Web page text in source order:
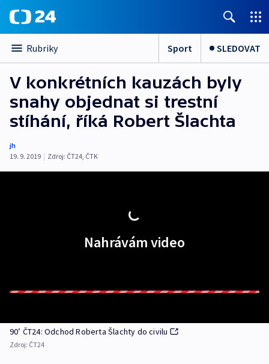
Rubriky Sport SLEDOVAT
V konkrétních kauzách byly
snahy objednat si trestní
stíhání, říká Robert Šlachta
jh
19. 9. 2019 | Zdroj: ČT24, ČTK
Nahrávám video
90’ ČT24: Odchod Roberta Šlachty do civilu
Zdroj: ČT24